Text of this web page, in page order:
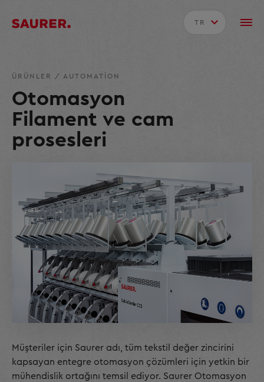
TR
ÜRÜNLER / AUTOMATION
Otomasyon
Filament ve cam
prosesleri
Müşteriler için Saurer adı, tüm tekstil değer zincirini
kapsayan entegre otomasyon çözümleri için yetkin bir
mühendislik ortağını temsil ediyor. Saurer Otomasyon